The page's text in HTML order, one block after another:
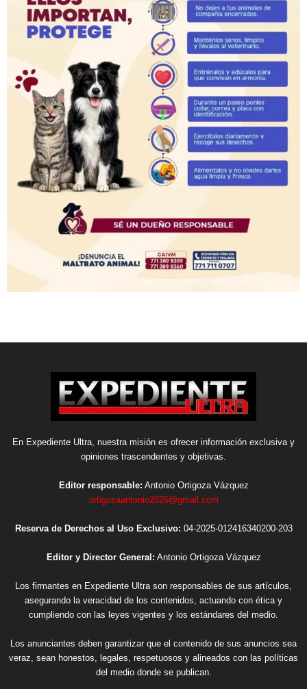
En Expediente Ultra, nuestra misión es ofrecer información exclusiva y
opiniones trascendentes y objetivas.
Editor responsable: Antonio Ortigoza Vázquez
ortigozaantonio2026@gmail.com
Reserva de Derechos al Uso Exclusivo: 04-2025-012416340200-203
Editor y Director General: Antonio Ortigoza Vázquez
Los firmantes en Expediente Ultra son responsables de sus artículos,
asegurando la veracidad de los contenidos, actuando con ética y
cumpliendo con las leyes vigentes y los estándares del medio.
Los anunciantes deben garantizar que el contenido de sus anuncios sea
veraz, sean honestos, legales, respetuosos y alineados con las políticas
del medio donde se publican.